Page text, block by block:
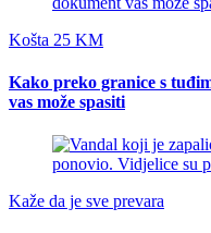
Košta 25 KM
Kako preko granice s
vas može spasiti
Kaže da je sve prevara